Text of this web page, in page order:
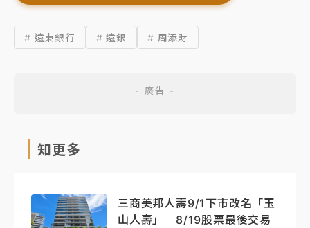
# 遠東銀行 # 遠銀 # 周添財
知更多
三商美邦人壽9/1下市改名「玉
山人壽」 8/19股票最後交易